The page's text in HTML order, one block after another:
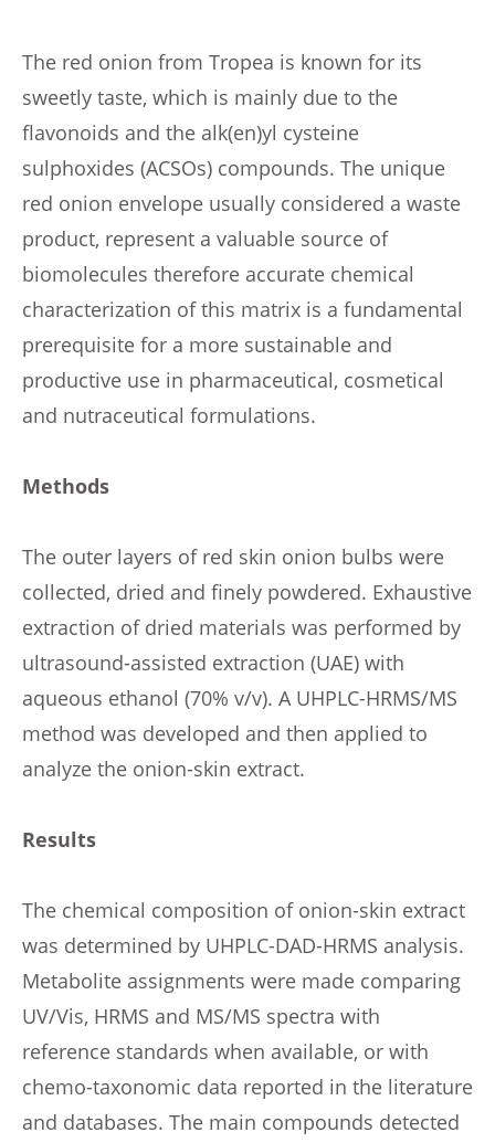
The red onion from Tropea is known for its
sweetly taste, which is mainly due to the
flavonoids and the alk(en)yl cysteine
sulphoxides (ACSOs) compounds. The unique
red onion envelope usually considered a waste
product, represent a valuable source of
biomolecules therefore accurate chemical
characterization of this matrix is a fundamental
prerequisite for a more sustainable and
productive use in pharmaceutical, cosmetical
and nutraceutical formulations.
Methods
The outer layers of red skin onion bulbs were
collected, dried and finely powdered. Exhaustive
extraction of dried materials was performed by
ultrasound-assisted extraction (UAE) with
aqueous ethanol (70% v/v). A UHPLC-HRMS/MS
method was developed and then applied to
analyze the onion-skin extract.
Results
The chemical composition of onion-skin extract
was determined by UHPLC-DAD-HRMS analysis.
Metabolite assignments were made comparing
UV/Vis, HRMS and MS/MS spectra with
reference standards when available, or with
chemo-taxonomic data reported in the literature
and databases. The main compounds detected